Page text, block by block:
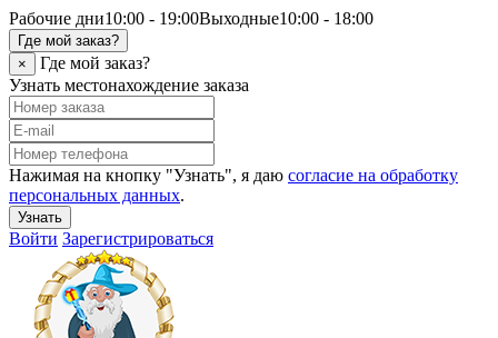
Рабочие дни10:00 - 19:00Выходные10:00 - 18:00
Где мой заказ?
×
Где мой заказ?
Узнать местонахождение заказа
Нажимая на кнопку "Узнать", я даю согласие на обработку
персональных данных.
Узнать
Войти Зарегистрироваться